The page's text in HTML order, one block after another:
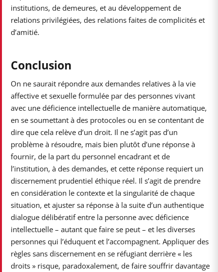
institutions, de demeures, et au développement de
relations privilégiées, des relations faites de complicités et
d’amitié.
Conclusion
On ne saurait répondre aux demandes relatives à la vie
affective et sexuelle formulée par des personnes vivant
avec une déficience intellectuelle de manière automatique,
en se soumettant à des protocoles ou en se contentant de
dire que cela relève d’un droit. Il ne s’agit pas d’un
problème à résoudre, mais bien plutôt d’une réponse à
fournir, de la part du personnel encadrant et de
l’institution, à des demandes, et cette réponse requiert un
discernement prudentiel éthique réel. Il s’agit de prendre
en considération le contexte et la singularité de chaque
situation, et ajuster sa réponse à la suite d’un authentique
dialogue délibératif entre la personne avec déficience
intellectuelle – autant que faire se peut – et les diverses
personnes qui l’éduquent et l’accompagnent. Appliquer des
règles sans discernement en se réfugiant derrière « les
droits » risque, paradoxalement, de faire souffrir davantage